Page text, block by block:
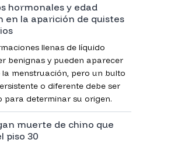
se mantendrán entre 18 °C y 22
hormonales y edad
en la aparición de quistes
llenas de líquido
benignas y pueden aparecer
la menstruación, pero un bulto
o diferente debe ser
para determinar su origen.
muerte de chino que
piso 30